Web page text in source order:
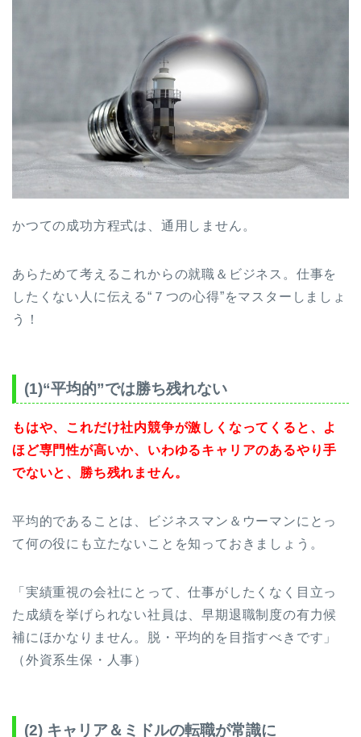
かつての成功方程式は、通用しません。
あらためて考えるこれからの就職＆ビジネス。仕事を
したくない人に伝える“７つの心得”をマスターしましょ
う！
(1)“平均的”では勝ち残れない
もはや、これだけ社内競争が激しくなってくると、よ
ほど専門性が高いか、いわゆるキャリアのあるやり手
でないと、勝ち残れません。
平均的であることは、ビジネスマン＆ウーマンにとっ
て何の役にも立たないことを知っておきましょう。
「実績重視の会社にとって、仕事がしたくなく目立っ
た成績を挙げられない社員は、早期退職制度の有力候
補にほかなりません。脱・平均的を目指すべきです」
（外資系生保・人事）
(2) キャリア＆ミドルの転職が常識に